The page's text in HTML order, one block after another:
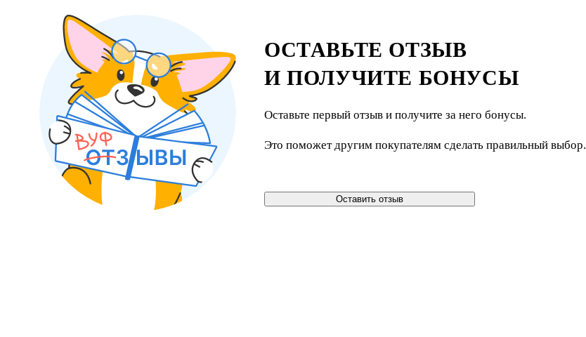
ОСТАВЬТЕ ОТЗЫВ
И ПОЛУЧИТЕ БОНУСЫ
Оставьте первый отзыв и получите за него бонусы.
Это поможет другим покупателям сделать правильный выбор.
Оставить отзыв